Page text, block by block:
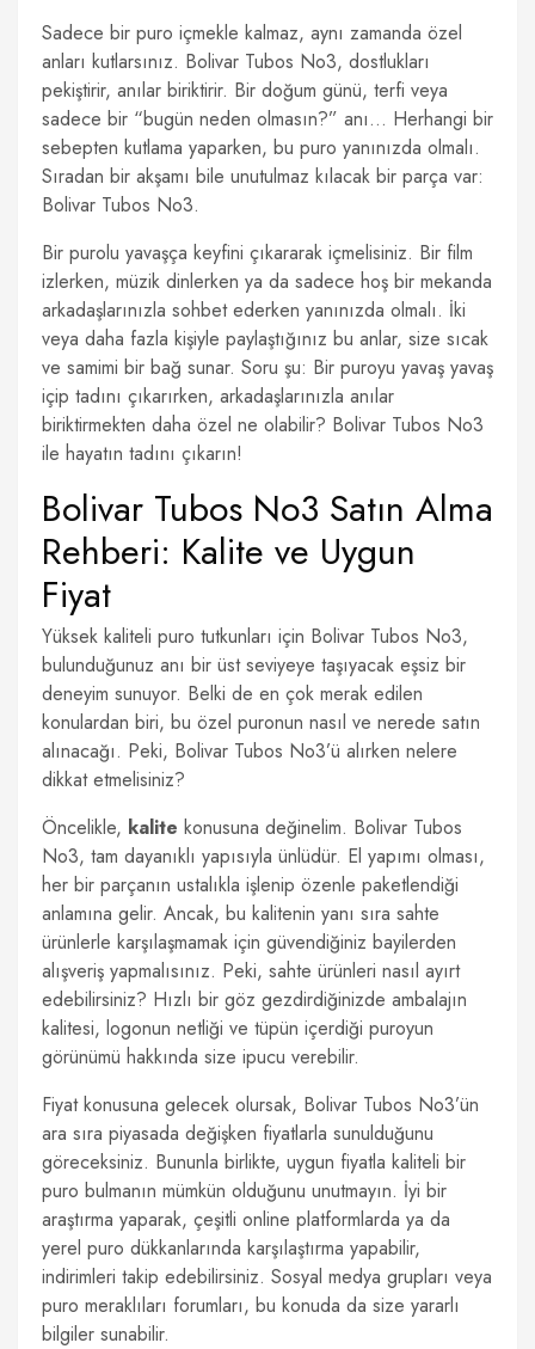
Sadece bir puro içmekle kalmaz, aynı zamanda özel
anları kutlarsınız. Bolivar Tubos No3, dostlukları
pekiştirir, anılar biriktirir. Bir doğum günü, terfi veya
sadece bir “bugün neden olmasın?” anı… Herhangi bir
sebepten kutlama yaparken, bu puro yanınızda olmalı.
Sıradan bir akşamı bile unutulmaz kılacak bir parça var:
Bolivar Tubos No3.
Bir purolu yavaşça keyfini çıkararak içmelisiniz. Bir film
izlerken, müzik dinlerken ya da sadece hoş bir mekanda
arkadaşlarınızla sohbet ederken yanınızda olmalı. İki
veya daha fazla kişiyle paylaştığınız bu anlar, size sıcak
ve samimi bir bağ sunar. Soru şu: Bir puroyu yavaş yavaş
içip tadını çıkarırken, arkadaşlarınızla anılar
biriktirmekten daha özel ne olabilir? Bolivar Tubos No3
ile hayatın tadını çıkarın!
Bolivar Tubos No3 Satın Alma
Rehberi: Kalite ve Uygun
Fiyat
Yüksek kaliteli puro tutkunları için Bolivar Tubos No3,
bulunduğunuz anı bir üst seviyeye taşıyacak eşsiz bir
deneyim sunuyor. Belki de en çok merak edilen
konulardan biri, bu özel puronun nasıl ve nerede satın
alınacağı. Peki, Bolivar Tubos No3’ü alırken nelere
dikkat etmelisiniz?
Öncelikle, kalite konusuna değinelim. Bolivar Tubos
No3, tam dayanıklı yapısıyla ünlüdür. El yapımı olması,
her bir parçanın ustalıkla işlenip özenle paketlendiği
anlamına gelir. Ancak, bu kalitenin yanı sıra sahte
ürünlerle karşılaşmamak için güvendiğiniz bayilerden
alışveriş yapmalısınız. Peki, sahte ürünleri nasıl ayırt
edebilirsiniz? Hızlı bir göz gezdirdiğinizde ambalajın
kalitesi, logonun netliği ve tüpün içerdiği puroyun
görünümü hakkında size ipucu verebilir.
Fiyat konusuna gelecek olursak, Bolivar Tubos No3’ün
ara sıra piyasada değişken fiyatlarla sunulduğunu
göreceksiniz. Bununla birlikte, uygun fiyatla kaliteli bir
puro bulmanın mümkün olduğunu unutmayın. İyi bir
araştırma yaparak, çeşitli online platformlarda ya da
yerel puro dükkanlarında karşılaştırma yapabilir,
indirimleri takip edebilirsiniz. Sosyal medya grupları veya
puro meraklıları forumları, bu konuda da size yararlı
bilgiler sunabilir.